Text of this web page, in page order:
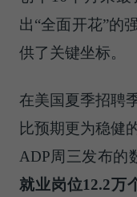
出“全面开花”的
供了关键坐标。
在美国夏季招聘
比预期更为稳健
ADP周三发布的
就业岗位12.2万